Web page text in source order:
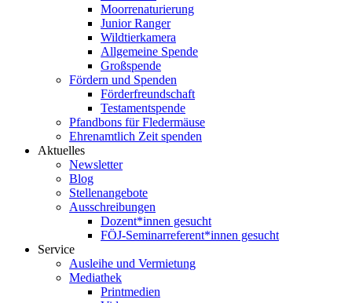
Moorrenaturierung
Junior Ranger
Wildtierkamera
Allgemeine Spende
Großspende
Fördern und Spenden
Förderfreundschaft
Testamentspende
Pfandbons für Fledermäuse
Ehrenamtlich Zeit spenden
Aktuelles
Newsletter
Blog
Stellenangebote
Ausschreibungen
Dozent*innen gesucht
FÖJ-Seminarreferent*innen gesucht
Service
Ausleihe und Vermietung
Mediathek
Printmedien